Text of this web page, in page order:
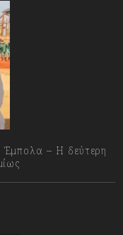
– Η δεύτερη